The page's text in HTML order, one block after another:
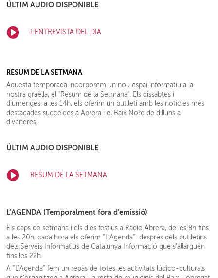
ÚLTIM AUDIO DISPONIBLE
L’ENTREVISTA DEL DIA
RESUM DE LA SETMANA
Aquesta temporada incorporem un nou espai informatiu a la
nostra graella, el "Resum de la Setmana". Els dissabtes i
diumenges, a les 14h, els oferim un butlletí amb les notícies més
destacades succeïdes a Abrera i el Baix Nord de dilluns a
divendres.
ÚLTIM AUDIO DISPONIBLE
RESUM DE LA SETMANA
L’AGENDA (Temporalment fora d'emissió)
Els caps de setmana i els dies festius a Ràdio Abrera, de les 8h fins
a les 20h, cada hora els oferim “L’Agenda” després dels butlletins
dels Serveis Informatius de Catalunya Informació que s'allarguen
fins les 22h.
A ”L’Agenda” fem un repàs de totes les activitats lúdico-culturals